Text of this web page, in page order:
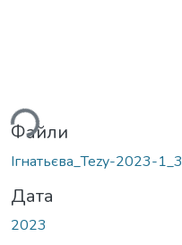
Файли
Ігнатьєва_Tezy-2023-
Дата
2023